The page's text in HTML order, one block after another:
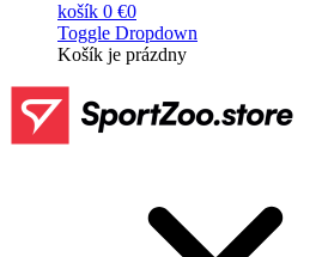
košík 0 €0
Toggle Dropdown
Košík je prázdny